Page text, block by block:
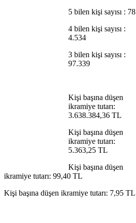
5 bilen kişi sayısı : 78
4 bilen kişi sayısı :
4.534
3 bilen kişi sayısı :
97.339
Kişi başına düşen
ikramiye tutarı:
3.638.384,36 TL
Kişi başına düşen
ikramiye tutarı:
5.363,25 TL
Kişi başına düşen
ikramiye tutarı: 99,40 TL
Kişi başına düşen ikramiye tutarı: 7,95 TL